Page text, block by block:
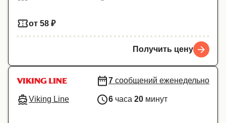
Україна
от 58 ₽
Получить цену
Viking Line
7 сообщений еженедельно
6 часа 20 минут